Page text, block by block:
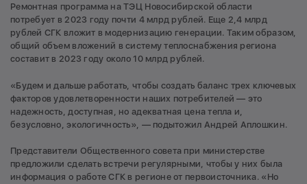
Ремонтная программа на ТЭЦ Новосибирской области
потребует в 2023 году почти 4 млрд рублей. Еще 2,4 млрд
рублей СГК вложит в модернизацию генерации. Таким образом,
общий объем вложений в систему теплоснабжения региона
составит в 2023 году около 10 млрд рублей.
«Будем и дальше работать, чтобы создать баланс трех ключевых
факторов удовлетворенности наших потребителей — это
надежность, доступная, но адекватная цена тепла и,
безусловно, экологичность», — подытожил Андрей Аплошкин.
Представители Общественного совета при министерстве
предложили сделать встречи регулярными, чтобы у них была
информация о работе СГК в регионе от первоисточника. «Но